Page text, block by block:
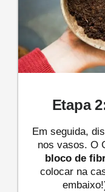
Etapa
Em seguida,
nos vasos. O
bloco de
colocar na